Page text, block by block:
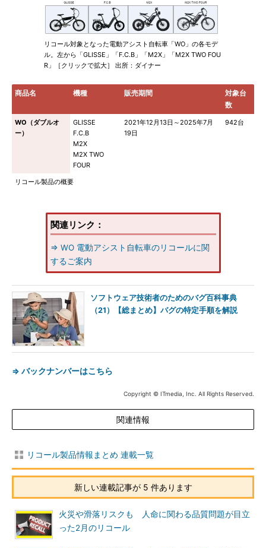
リコール対象となった電動アシスト自転車「WO」の各モデ
ル。左から「GLISSE」「F.C.B」「M2X」「M2X TWO FOU
R」［クリックで拡大］ 出所：ダイナー
商品名 機種 販売期間
対象台
数
WO（ダブルオ
ー）
GLISSE
F.C.B
M2X
M2X TWO
FOUR
2021年12月13日～2025年7月
19日
942台
リコール製品の概要
関連リンク：
⇒ WO 電動アシスト自転車のリコールに関
するご案内
ソフトウェア技術者のためのバグ百科事典
（21）【総まとめ】バグの特定手順を解説
⇒ バックナンバーはこちら
Copyright © ITmedia, Inc. All Rights Reserved.
関連情報
リコール製品情報まとめ 連載一覧
新しい連載記事が 5 件あります
火災や滑落リスクも 人命に関わる品質問題が目立
った2月のリコール